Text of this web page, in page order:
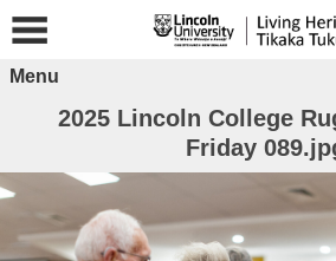
Menu
2025 Lincoln College
Friday